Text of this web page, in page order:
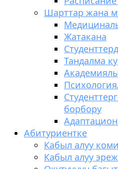
Шарттар жана
Жатакана
Тандалма
борбору
Абитуриентке
Кабыл алуу
Кабыл алуу